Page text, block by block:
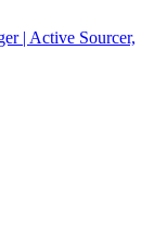
| Active Sourcer,